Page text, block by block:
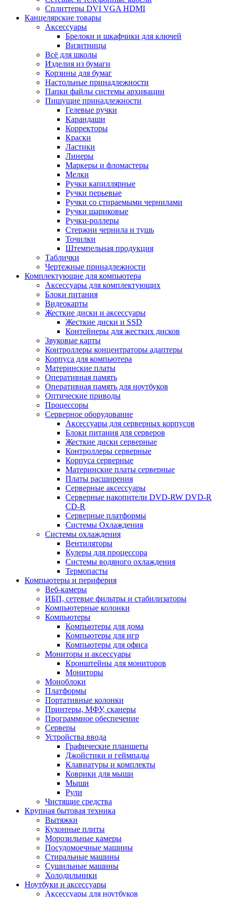
Сплиттеры DVI VGA HDMI
Канцелярские товары
Аксессуары
Брелоки и шкафчики для ключей
Визитницы
Всё для школы
Изделия из бумаги
Корзины для бумаг
Настольные принадлежности
Папки файлы системы архивации
Пишущие принадлежности
Гелевые ручки
Карандаши
Корректоры
Краски
Ластики
Линеры
Маркеры и фломастеры
Мелки
Ручки капиллярные
Ручки перьевые
Ручки со стираемыми чернилами
Ручки шариковые
Ручки-роллеры
Стержни чернила и тушь
Точилки
Штемпельная продукция
Таблички
Чертежные принадлежности
Комплектующие для компьютера
Аксессуары для комплектующих
Блоки питания
Видеокарты
Жесткие диски и аксессуары
Жесткие диски и SSD
Контейнеры для жестких дисков
Звуковые карты
Контроллеры концентраторы адаптеры
Корпуса для компьютера
Материнские платы
Оперативная память
Оперативная память для ноутбуков
Оптические приводы
Процессоры
Серверное оборудование
Аксессуары для серверных корпусов
Блоки питания для серверов
Жесткие диски серверные
Контроллеры серверные
Корпуса серверные
Материнские платы серверные
Платы расширения
Серверные аксессуары
Серверные накопители DVD-RW DVD-R
CD-R
Серверные платформы
Системы Охлаждения
Системы охлаждения
Вентиляторы
Кулеры для процессора
Системы водяного охлаждения
Термопасты
Компьютеры и периферия
Веб-камеры
ИБП, сетевые фильтры и стабилизаторы
Компьютерные колонки
Компьютеры
Компьютеры для дома
Компьютеры для игр
Компьютеры для офиса
Мониторы и аксессуары
Кронштейны для мониторов
Мониторы
Моноблоки
Платформы
Портативные колонки
Принтеры, МФУ, сканеры
Программное обеспечение
Серверы
Устройства ввода
Графические планшеты
Джойстики и геймпады
Клавиатуры и комплекты
Коврики для мыши
Мыши
Рули
Чистящие средства
Крупная бытовая техника
Вытяжки
Кухонные плиты
Морозильные камеры
Посудомоечные машины
Стиральные машины
Сушильные машины
Холодильники
Ноутбуки и аксессуары
Аксессуары для ноутбуков